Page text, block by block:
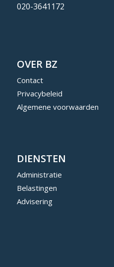
020-3641172
OVER BZ
Contact
Privacybeleid
Algemene voorwaarden
DIENSTEN
Administratie
Belastingen
Advisering